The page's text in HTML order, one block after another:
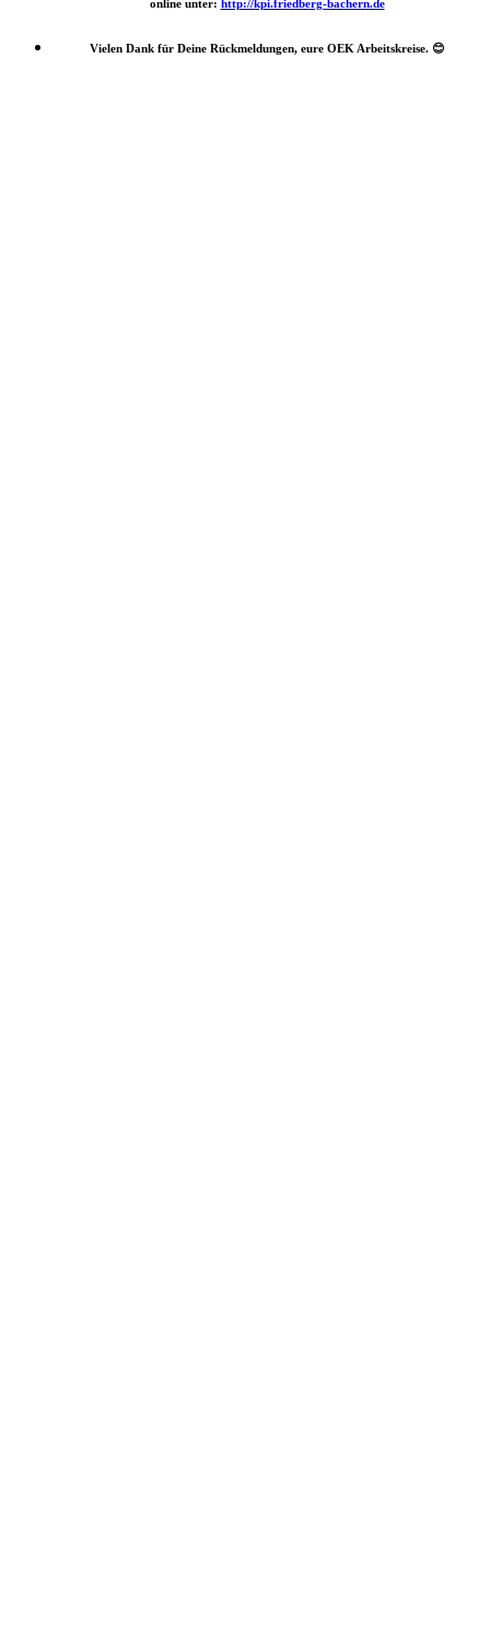
online unter: http://kpi.friedberg-bachern.de
Vielen Dank für Deine Rückmeldungen, eure OEK Arbeitskreise. 😊